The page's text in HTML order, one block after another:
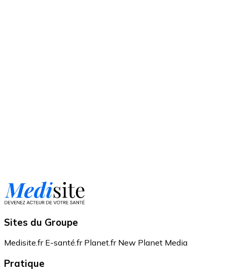
Sites du Groupe
Medisite.fr E-santé.fr Planet.fr New Planet Media
Pratique